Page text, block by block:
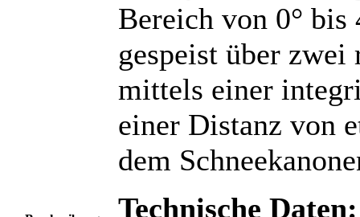
Bereich von 0° bis
gespeist über
mittels einer
einer Distanz von
dem
Technische Daten: